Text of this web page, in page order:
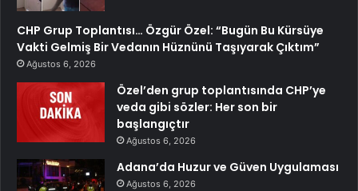
CHP Grup Toplantısı… Özgür Özel: “Bugün Bu Kürsüye
Vakti Gelmiş Bir Vedanın Hüznünü Taşıyarak Çıktım”
Ağustos 6, 2026
Özel’den grup toplantısında CHP’ye
veda gibi sözler: Her son bir
başlangıçtır
Ağustos 6, 2026
Adana’da Huzur ve Güven Uygulaması
Ağustos 6, 2026